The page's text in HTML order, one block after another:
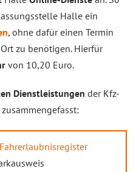
Halle ein
, ohne dafür einen Termin
zu benötigen. Hierfür
von 10,20 Euro.
Dienstleistungen der Kfz-